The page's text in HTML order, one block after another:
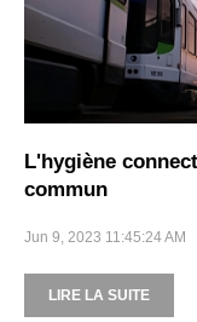
L'hygiène
commun
Jun 9, 2023 11:45:24 AM
LIRE LA SUITE